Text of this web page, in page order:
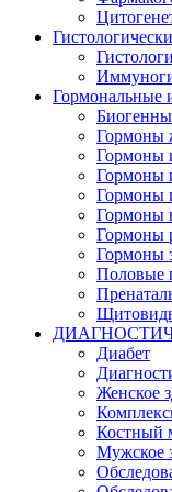
Гормональные
Гормоны
Гормоны
Гормоны
Гормоны
Гормоны
Гормоны
Гормоны
Половые
Диабет
Женское
Костный
Мужское